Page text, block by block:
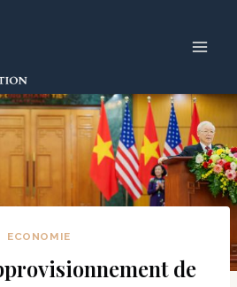
ECONOMIE
de